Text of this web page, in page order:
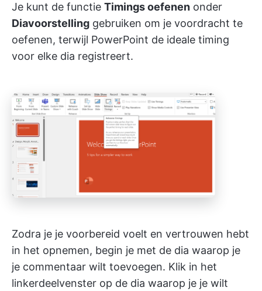
Je kunt de functie Timings oefenen onder
Diavoorstelling gebruiken om je voordracht te
oefenen, terwijl PowerPoint de ideale timing
voor elke dia registreert.
Zodra je je voorbereid voelt en vertrouwen hebt
in het opnemen, begin je met de dia waarop je
je commentaar wilt toevoegen. Klik in het
linkerdeelvenster op de dia waarop je je wilt